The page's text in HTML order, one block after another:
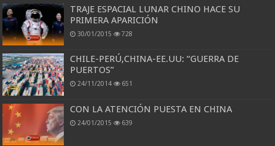
TRAJE ESPACIAL LUNAR CHINO HACE SU
PRIMERA APARICIÓN
30/01/2015 728
CHILE-PERÚ,CHINA-EE.UU: “GUERRA DE
PUERTOS”
24/11/2014 651
CON LA ATENCIÓN PUESTA EN CHINA
24/01/2015 639